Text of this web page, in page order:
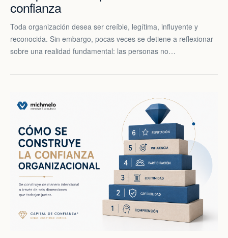
confianza
Toda organización desea ser creíble, legítima, influyente y
reconocida. Sin embargo, pocas veces se detiene a reflexionar
sobre una realidad fundamental: las personas no…